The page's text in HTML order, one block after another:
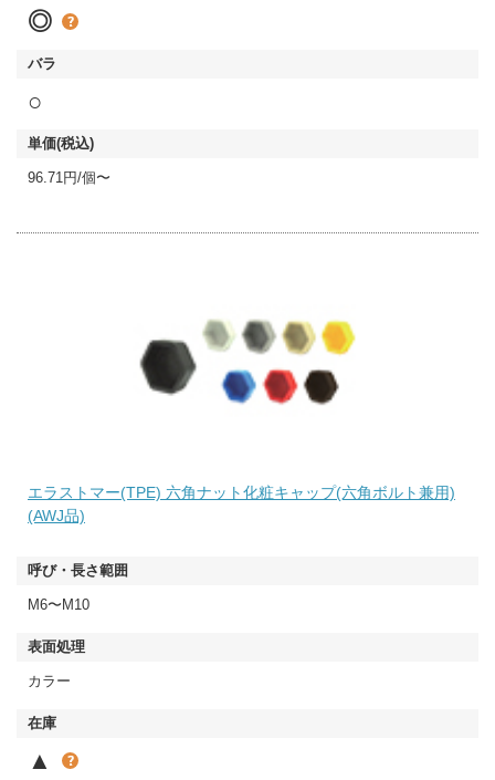
◎
○
96.71円/個〜
エラストマー(TPE) 六角ナット化粧キャップ(六角ボルト兼用)
(AWJ品)
M6〜M10
カラー
▲